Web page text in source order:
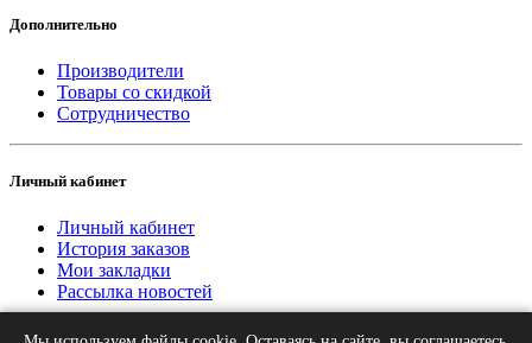
Дополнительно
Производители
Товары со скидкой
Сотрудничество
Личный кабинет
Личный кабинет
История заказов
Мои закладки
Рассылка новостей